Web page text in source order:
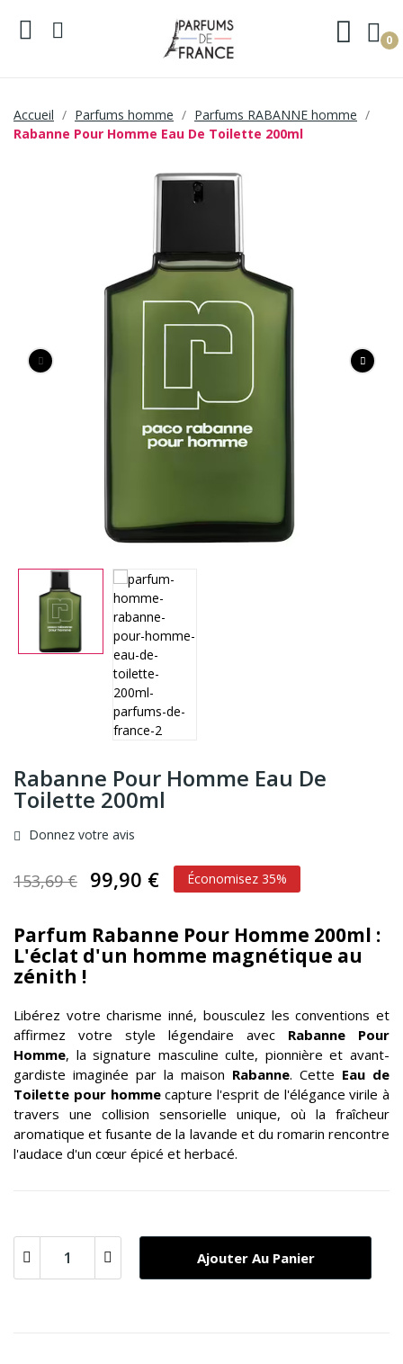
0
Accueil Parfums homme
Parfums RABANNE homme
Rabanne Pour Homme Eau De Toilette 200ml
Rabanne Pour Homme Eau De
Toilette 200ml
Donnez votre avis
153,69 € 99,90 € Économisez 35%
Parfum Rabanne Pour Homme 200ml :
L'éclat d'un homme magnétique au
zénith !
Libérez votre charisme inné, bousculez les conventions et
affirmez votre style légendaire avec Rabanne Pour
Homme, la signature masculine culte, pionnière et avant-
gardiste imaginée par la maison Rabanne. Cette Eau de
Toilette pour hommecapture l'esprit de l'élégance virile à
travers une collision sensorielle unique, où la fraîcheur
aromatique et fusante de la lavande et du romarin rencontre
l'audace d'un cœur épicé et herbacé.
Ajouter Au Panier